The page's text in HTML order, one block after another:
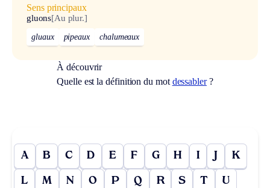
Sens principaux
gluons[Au plur.]
gluaux pipeaux chalumeaux
À découvrir
Quelle est la définition du mot dessabler?
A B C D E F G H I J K
L M N O P Q R S T U